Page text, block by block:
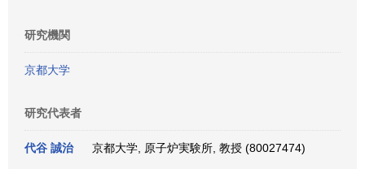
研究機関
京都大学
研究代表者
代谷 誠治 京都大学, 原子炉実験所, 教授 (80027474)